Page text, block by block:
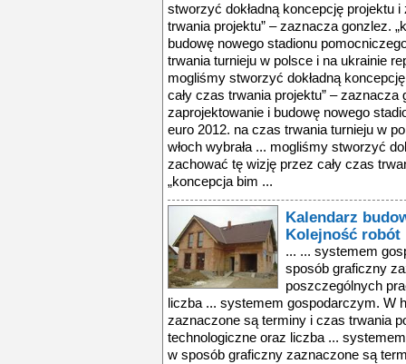
stworzyć dokładną koncepcję projektu
trwania projektu” – zaznacza gonzlez.
budowę nowego stadionu
trwania turnieju w polsce i na ukrainie
mogliśmy stworzyć dokładną
cały czas trwania projektu” – zaznacza
zaprojektowanie i budowę nowego
euro 2012. na czas trwania turnieju w
włoch wybrała ... mogliśmy stworzyć
zachować tę wizję przez cały czas
„koncepcja bim ...
Kalendarz
Kolejność robót
... ... systemem
sposób graficzny
poszczególnych
liczba ... systemem gospodarczym. W
zaznaczone są terminy i czas trwania
technologiczne oraz liczba ...
w sposób graficzny zaznaczone są